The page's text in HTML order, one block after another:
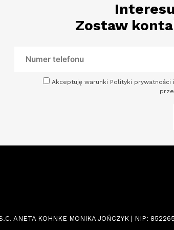
Zostaw
Akceptuję warunki Polityki
ANETA KOHNKE MONIKA JOŃCZYK | NIP: